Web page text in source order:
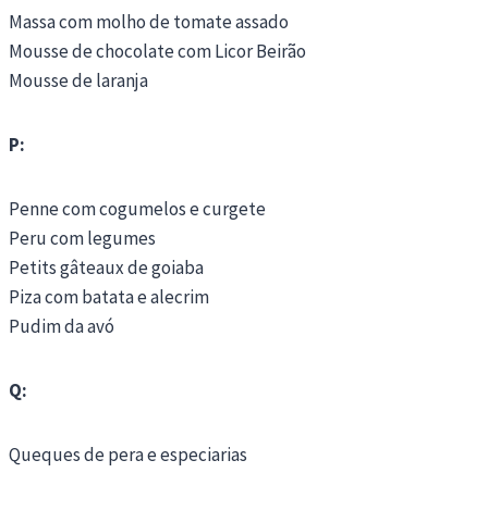
Massa com molho de tomate assado
Mousse de chocolate com Licor Beirão
Mousse de laranja
P:
Penne com cogumelos e curgete
Peru com legumes
Petits gâteaux de goiaba
Piza com batata e alecrim
Pudim da avó
Q:
Queques de pera e especiarias